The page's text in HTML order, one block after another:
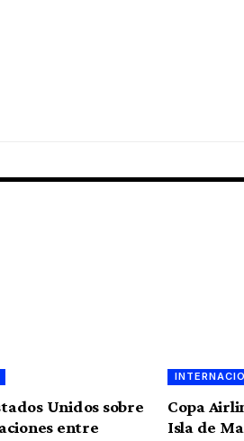
Unidos sobre
entre
Copa
Isla de